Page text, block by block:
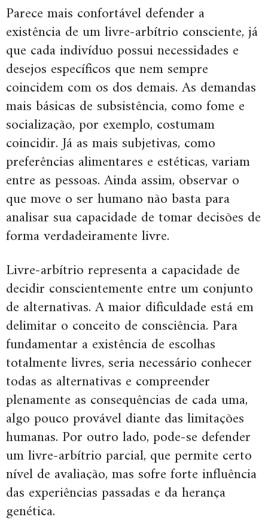
Parece mais confortável defender a
existência de um livre-arbítrio consciente, já
que cada indivíduo possui necessidades e
desejos específicos que nem sempre
coincidem com os dos demais. As demandas
mais básicas de subsistência, como fome e
socialização, por exemplo, costumam
coincidir. Já as mais subjetivas, como
preferências alimentares e estéticas, variam
entre as pessoas. Ainda assim, observar o
que move o ser humano não basta para
analisar sua capacidade de tomar decisões de
forma verdadeiramente livre.
Livre-arbítrio representa a capacidade de
decidir conscientemente entre um conjunto
de alternativas. A maior dificuldade está em
delimitar o conceito de consciência. Para
fundamentar a existência de escolhas
totalmente livres, seria necessário conhecer
todas as alternativas e compreender
plenamente as consequências de cada uma,
algo pouco provável diante das limitações
humanas. Por outro lado, pode-se defender
um livre-arbítrio parcial, que permite certo
nível de avaliação, mas sofre forte influência
das experiências passadas e da herança
genética.